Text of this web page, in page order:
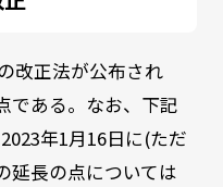
改正法が公布され
である。なお、下記
年1月16日に(ただ
延長の点については